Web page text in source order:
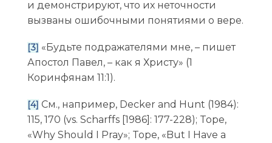
и демонстрируют, что их неточности
вызваны ошибочными понятиями о вере.
[3] «Будьте подражателями мне, – пишет
Апостол Павел, – как я Христу» (1
Коринфянам 11:1).
[4] См., например, Decker and Hunt (1984):
115, 170 (vs. Scharffs [1986]: 177-228); Tope,
«Why Should I Pray»; Tope, «But I Have a